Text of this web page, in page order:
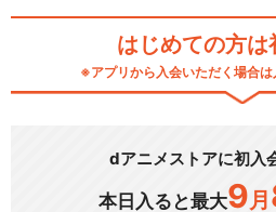
はじめての方は
※アプリから入会いただく場合
dアニメストアに初入
本日入ると最大9 月